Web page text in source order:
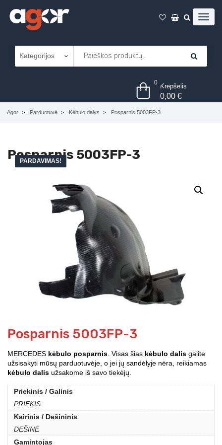
0 Krepšelis
0,00€
Agor Parduotuvė Kėbulo dalys Posparnis 5003FP-3
Posparnis 5003FP-3
PARDAVIMAS!
Posparnis 5003FP-3
MERCEDES kėbulo posparnis . Visas šias kėbulo dalis galite
užsisakyti mūsų parduotuvėje, o jei jų sandėlyje nėra, reikiamas
kėbulo dalis užsakome iš savo tiekėjų.
Priekinis / Galinis
PRIEKIS
Kairinis / Dešininis
DEŠINĖ
Gamintojas